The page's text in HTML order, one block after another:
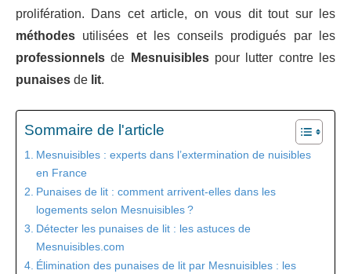
prolifération. Dans cet article, on vous dit tout sur les
méthodes utilisées et les conseils prodigués par les
professionnels de Mesnuisiblespour lutter contre les
punaises de lit.
Sommaire de l'article
Mesnuisibles : experts dans l’extermination de nuisibles
en France
Punaises de lit : comment arrivent-elles dans les
logements selon Mesnuisibles ?
Détecter les punaises de lit : les astuces de
Mesnuisibles.com
Élimination des punaises de lit par Mesnuisibles : les